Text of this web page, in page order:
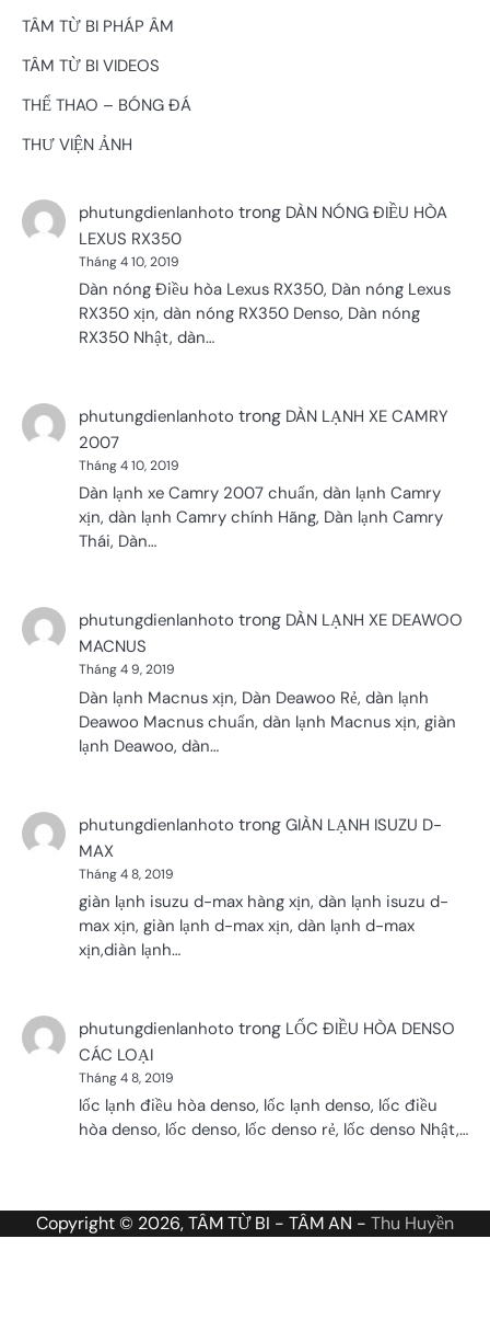
TÂM TỪ BI PHÁP ÂM
TÂM TỪ BI VIDEOS
THỂ THAO – BÓNG ĐÁ
THƯ VIỆN ẢNH
phutungdienlanhoto trong DÀN NÓNG ĐIỀU HÒA
LEXUS RX350
Tháng 4 10, 2019
Dàn nóng Điều hòa Lexus RX350, Dàn nóng Lexus
RX350 xịn, dàn nóng RX350 Denso, Dàn nóng
RX350 Nhật, dàn…
phutungdienlanhoto trong DÀN LẠNH XE CAMRY
2007
Tháng 4 10, 2019
Dàn lạnh xe Camry 2007 chuẩn, dàn lạnh Camry
xịn, dàn lạnh Camry chính Hãng, Dàn lạnh Camry
Thái, Dàn…
phutungdienlanhoto trong DÀN LẠNH XE DEAWOO
MACNUS
Tháng 4 9, 2019
Dàn lạnh Macnus xịn, Dàn Deawoo Rẻ, dàn lạnh
Deawoo Macnus chuẩn, dàn lạnh Macnus xịn, giàn
lạnh Deawoo, dàn…
phutungdienlanhoto trong GIÀN LẠNH ISUZU D-
MAX
Tháng 4 8, 2019
giàn lạnh isuzu d-max hàng xịn, dàn lạnh isuzu d-
max xịn, giàn lạnh d-max xịn, dàn lạnh d-max
xịn,diàn lạnh…
phutungdienlanhoto trong LỐC ĐIỀU HÒA DENSO
CÁC LOẠI
Tháng 4 8, 2019
lốc lạnh điều hòa denso, lốc lạnh denso, lốc điều
hòa denso, lốc denso, lốc denso rẻ, lốc denso Nhật,…
Copyright © 2026, TÂM TỪ BI - TÂM AN - Thu Huyền